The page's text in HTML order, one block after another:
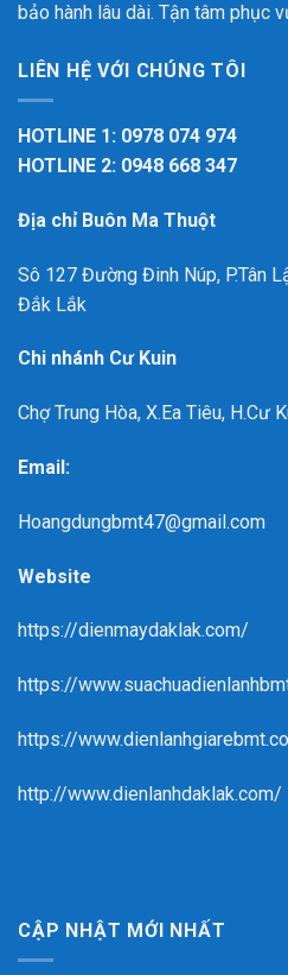
bảo hành lâu dài. Tận tâm phục
LIÊN HỆ VỚI CHÚNG TÔI
HOTLINE 1: 0978 074 974
HOTLINE 2: 0948 668 347
Địa chỉ Buôn Ma Thuột
Sô 127 Đường Đinh Núp, P.Tân
Đắk Lắk
Chi nhánh Cư Kuin
Chợ Trung Hòa, X.Ea Tiêu, H.Cư
Email:
Hoangdungbmt47@gmail.com
Website
https://dienmaydaklak.com/
https://
https://
http://www.dienlanhdaklak.com/
CẬP NHẬT MỚI NHẤT